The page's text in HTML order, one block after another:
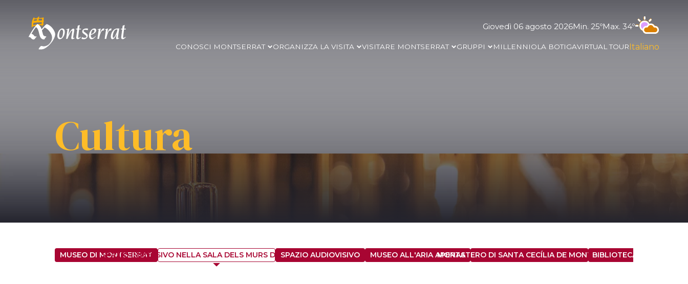
Giovedì 06 agosto 2026Min. 25ºMax. 34º
CONOSCI MONTSERRAT ORGANIZZA LA VISITA VISITARE MONTSERRAT GRUPPI MILLENNIOLA BOTIGAVIRTUAL TOURItaliano
Cultura
MUSEO DI MONTSERRAT
SPAZIO IMMERSIVO NELLA SALA DELS MURS DEL XIV SECOLO
SPAZIO AUDIOVISIVO MUSEO ALL'ARIA APERTAMONASTERO DI SANTA CECÍLIA DE MONTSERRAT
BIBLIOTECA DI